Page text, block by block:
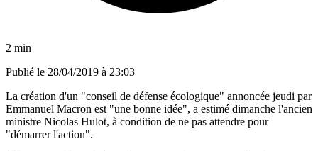
2 min
Publié le 28/04/2019 à 23:03
La création d'un "conseil de défense écologique" annoncée jeudi par
Emmanuel Macron est "une bonne idée", a estimé dimanche l'ancien
ministre Nicolas Hulot, à condition de ne pas attendre pour
"démarrer l'action".